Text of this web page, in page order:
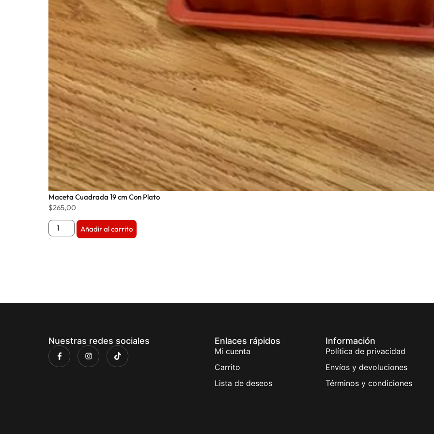
Maceta Cuadrada 19 cm Con Plato
$265,00
Añadir al carrito
Nuestras redes sociales Enlaces rápidos
Mi cuenta
Carrito
Lista de deseos
Información
Política de privacidad
Envíos y devoluciones
Términos y condiciones